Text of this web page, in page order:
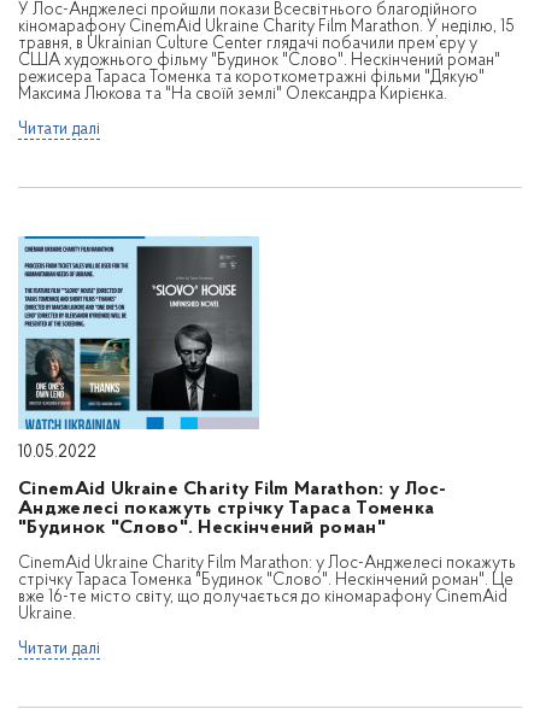
У Лос-Анджелесі пройшли покази Всесвітнього благодійного
кіномарафону CinemAid Ukraine Charity Film Marathon. У неділю, 15
травня, в Ukrainian Culture Center глядачі побачили прем’єру у
США художнього фільму "Будинок "Слово". Нескінчений роман"
режисера Тараса Томенка та короткометражні фільми "Дякую"
Максима Люкова та "На своїй землі" Олександра Кирієнка.
Читати далі
10.05.2022
CinemAid Ukraine Charity Film Marathon: у Лос-
Анджелесі покажуть стрічку Тараса Томенка
"Будинок "Слово". Нескінчений роман"
CinemAid Ukraine Charity Film Marathon: у Лос-Анджелесі покажуть
стрічку Тараса Томенка "Будинок "Слово". Нескінчений роман". Це
вже 16-те місто світу, що долучається до кіномарафону CinemAid
Ukraine.
Читати далі